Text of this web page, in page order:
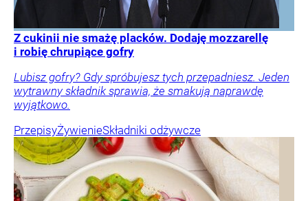
Z cukinii nie smażę placków. Dodaję mozzarellę
i robię chrupiące gofry
Lubisz gofry? Gdy spróbujesz tych przepadniesz. Jeden
wytrawny składnik sprawia, że smakują naprawdę
wyjątkowo.
PrzepisyŻywienieSkładniki odżywcze